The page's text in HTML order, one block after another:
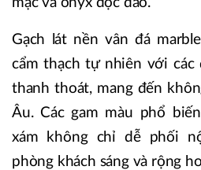
Gạch lát nền vân đá
cẩm thạch tự nhiên với các
thanh thoát, mang đến
Âu. Các gam màu phổ
xám không chỉ dễ phối
phòng khách sáng và rộng